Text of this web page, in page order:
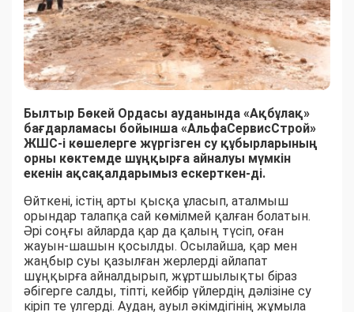
Былтыр Бөкей Ордасы ауданында «Ақбұлақ»
бағдарламасы бойынша «АльфаСервисСтрой»
ЖШС-і көшелерге жүргізген су құбырларының
орны көктемде шұңқырға айналуы мүмкін
екенін ақсақалдарымыз ескерткен-ді.
Өйткені, істің арты қысқа ұласып, аталмыш
орындар талапқа сай көмілмей қалған болатын.
Әрі соңғы айларда қар да қалың түсіп, оған
жауын-шашын қосылды. Осылайша, қар мен
жаңбыр суы қазылған жерлерді айлапат
шұңқырға айналдырып, жұртшылықты біраз
әбігерге салды, тіпті, кейбір үйлердің дәлізіне су
кіріп те үлгерді. Аудан, ауыл әкімдігінің жұмыла